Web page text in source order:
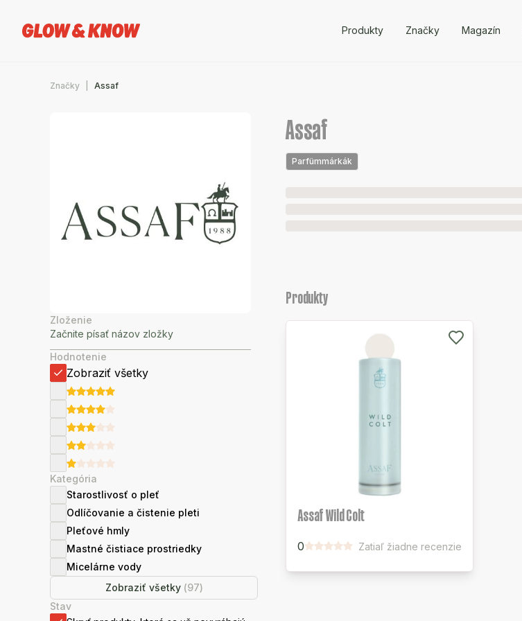
Produkty Značky Magazín
Značky Assaf
Zloženie
Hodnotenie
Zobraziť všetky
Kategória
Starostlivosť o pleť
Odlíčovanie a čistenie pleti
Pleťové hmly
Mastné čistiace prostriedky
Micelárne vody
Zobraziť všetky (97)
Stav
Assaf
Parfümmárkák
Produkty
Assaf Wild Colt
0 Zatiaľ žiadne recenzie